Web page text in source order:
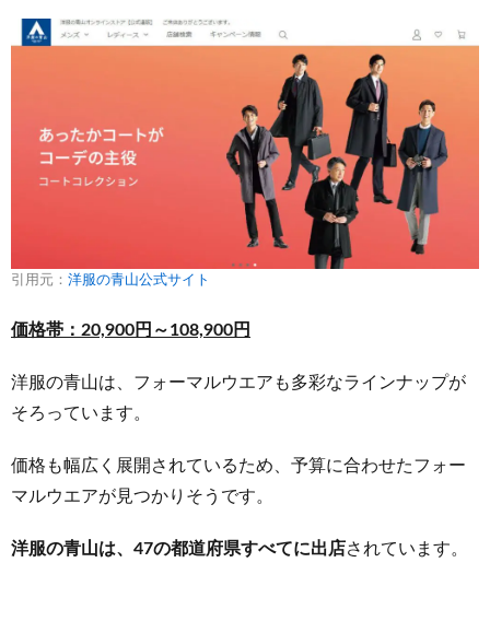
引用元： 洋服の青山公式サイト
価格帯：20,900円～108,900円
洋服の青山は、フォーマルウエアも多彩なラインナップが
そろっています。
価格も幅広く展開されているため、予算に合わせたフォー
マルウエアが見つかりそうです。
洋服の青山は、47の都道府県すべてに出店されています。